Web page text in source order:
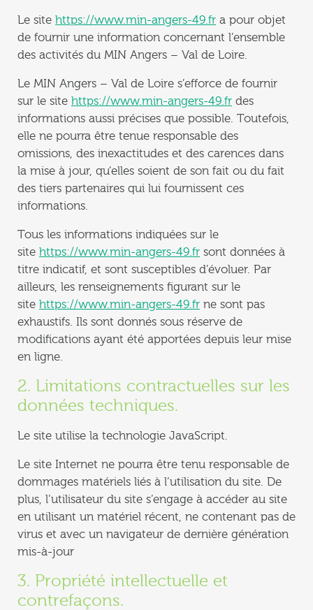
Le site https://www.min-angers-49.fr a pour objet
de fournir une information concernant l’ensemble
des activités du MIN Angers – Val de Loire.
Le MIN Angers – Val de Loire s’efforce de fournir
sur le site https://www.min-angers-49.fr des
informations aussi précises que possible. Toutefois,
elle ne pourra être tenue responsable des
omissions, des inexactitudes et des carences dans
la mise à jour, qu’elles soient de son fait ou du fait
des tiers partenaires qui lui fournissent ces
informations.
Tous les informations indiquées sur le
site https://www.min-angers-49.fr sont données à
titre indicatif, et sont susceptibles d’évoluer. Par
ailleurs, les renseignements figurant sur le
site https://www.min-angers-49.fr ne sont pas
exhaustifs. Ils sont donnés sous réserve de
modifications ayant été apportées depuis leur mise
en ligne.
2. Limitations contractuelles sur les
données techniques.
Le site utilise la technologie JavaScript.
Le site Internet ne pourra être tenu responsable de
dommages matériels liés à l’utilisation du site. De
plus, l’utilisateur du site s’engage à accéder au site
en utilisant un matériel récent, ne contenant pas de
virus et avec un navigateur de dernière génération
mis-à-jour
3. Propriété intellectuelle et
contrefaçons.